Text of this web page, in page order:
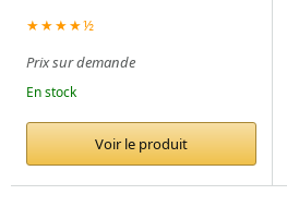
★★★★½
Prix sur demande
En stock
Voir le produit